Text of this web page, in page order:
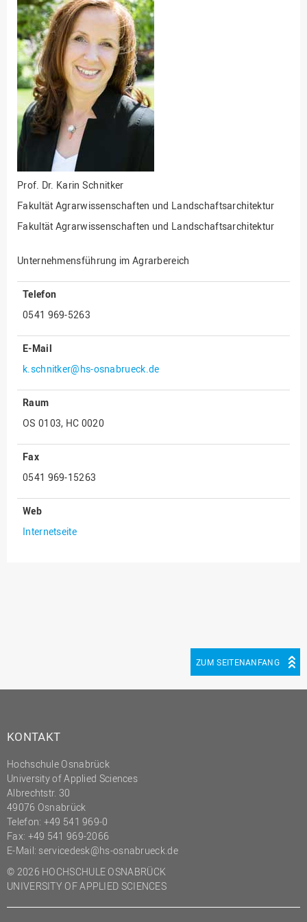
Fakultät
Ingenieurwissenschaften
und Informatik
Fakultät Management,
Kultur und Technik
Fakultät Wirtschafts- und
Sozialwissenschaften
Finanzen
Forschung, Kooperation,
Drittmittel
Gebäude und Technik
Gesellschaftliches
Engagement
Hochschulplanung/-
Institut für Musik
IT Service Center
Kommunikation und
Marketing
LearningCenter
Nachhaltigkeit
Personal
Personalentwicklung
Studium und Lehre
Transfer- und
Innovationsmanagement
Prof. Dr. Karin Schnitker
Fakultät Agrarwissenschaften und Landschaftsarchitektur
Fakultät Agrarwissenschaften und Landschaftsarchitektur
Unternehmensführung im Agrarbereich
Telefon
0541 969-5263
E-Mail
k.schnitker@hs-osnabrueck.de
Raum
OS 0103, HC 0020
Fax
0541 969-15263
Web
Internetseite
ZUM SEITENANFANG
KONTAKT
Hochschule Osnabrück
University of Applied Sciences
Albrechtstr. 30
49076 Osnabrück
Telefon: +49 541 969-0
Fax: +49 541 969-2066
E-Mail: servicedesk@hs-osnabrueck.de
© 2026 HOCHSCHULE OSNABRÜCK
UNIVERSITY OF APPLIED SCIENCES